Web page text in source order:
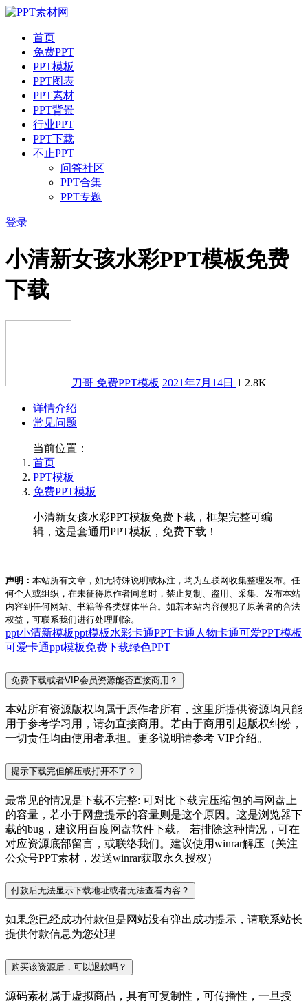
首页
免费PPT
PPT模板
PPT图表
PPT素材
PPT背景
行业PPT
PPT下载
不止PPT
问答社区
PPT合集
PPT专题
登录
小清新女孩水彩PPT模板免费
下载
刀哥 免费PPT模板 2021年7月14日 1 2.8K
详情介绍
常见问题
当前位置：
首页
PPT模板
免费PPT模板
小清新女孩水彩PPT模板免费下载，框架完整可编
辑，这是套通用PPT模板，免费下载！
声明： 本站所有文章，如无特殊说明或标注，均为互联网收集整理发布。任
何个人或组织，在未征得原作者同意时，禁止复制、盗用、采集、发布本站
内容到任何网站、书籍等各类媒体平台。如若本站内容侵犯了原著者的合法
权益，可联系我们进行处理删除。
ppt小清新模板ppt模板水彩卡通PPT卡通人物卡通可爱PPT模板
可爱卡通ppt模板免费下载绿色PPT
免费下载或者VIP会员资源能否直接商用？
本站所有资源版权均属于原作者所有，这里所提供资源均只能
用于参考学习用，请勿直接商用。若由于商用引起版权纠纷，
一切责任均由使用者承担。更多说明请参考 VIP介绍。
提示下载完但解压或打开不了？
最常见的情况是下载不完整: 可对比下载完压缩包的与网盘上
的容量，若小于网盘提示的容量则是这个原因。这是浏览器下
载的bug，建议用百度网盘软件下载。 若排除这种情况，可在
对应资源底部留言，或联络我们。建议使用winrar解压（关注
公众号PPT素材，发送winrar获取永久授权）
付款后无法显示下载地址或者无法查看内容？
如果您已经成功付款但是网站没有弹出成功提示，请联系站长
提供付款信息为您处理
购买该资源后，可以退款吗？
源码素材属于虚拟商品，具有可复制性，可传播性，一旦授